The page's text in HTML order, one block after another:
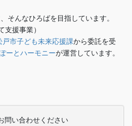
そんなひろばを目指しています。
支援事業）
戸市子ども未来応援課から委託を受
ーとハーモニーが運営しています。
問い合わせください